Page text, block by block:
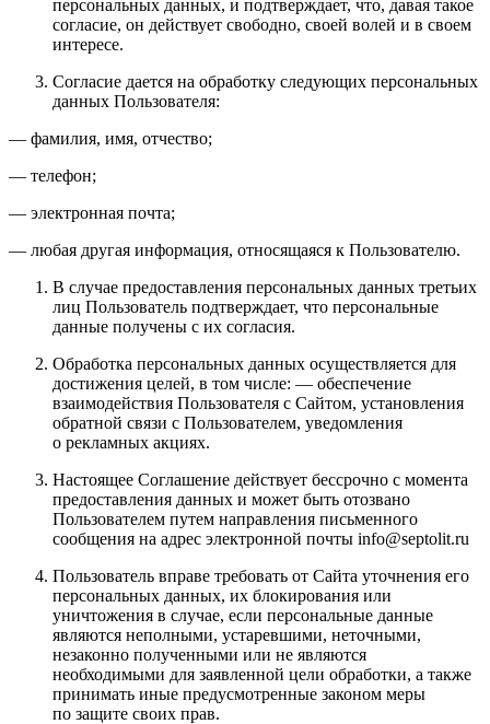
персональных данных, и подтверждает, что, давая такое
согласие, он действует свободно, своей волей и в своем
интересе.
Согласие дается на обработку следующих персональных
данных Пользователя:
— фамилия, имя, отчество;
— телефон;
— электронная почта;
— любая другая информация, относящаяся к Пользователю.
В случае предоставления персональных данных третьих
лиц Пользователь подтверждает, что персональные
данные получены с их согласия.
Обработка персональных данных осуществляется для
достижения целей, в том числе: — обеспечение
взаимодействия Пользователя с Сайтом, установления
обратной связи с Пользователем, уведомления
о рекламных акциях.
Настоящее Соглашение действует бессрочно с момента
предоставления данных и может быть отозвано
Пользователем путем направления письменного
сообщения на адрес электронной почты info@septolit.ru
Пользователь вправе требовать от Сайта уточнения его
персональных данных, их блокирования или
уничтожения в случае, если персональные данные
являются неполными, устаревшими, неточными,
незаконно полученными или не являются
необходимыми для заявленной цели обработки, а также
принимать иные предусмотренные законом меры
по защите своих прав.